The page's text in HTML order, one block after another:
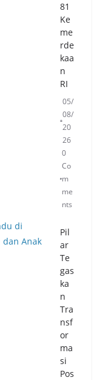
81
Ke
me
rde
kaa
n
RI
05/
08/
20
26
0
Co
m
me
nts
Pil
ar
Te
gas
ka
n
Tra
nsf
or
ma
si
Pos